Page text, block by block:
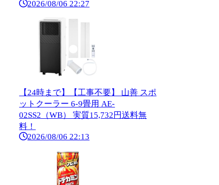
2026/08/06 22:27
【24時まで】【工事不要】 山善 スポ
ットクーラー 6-9畳用 AE-
02SS2（WB） 実質15,732円送料無
料！
2026/08/06 22:13